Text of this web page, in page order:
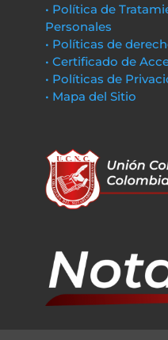
• Política de
Personales
• Políticas de
• Certificado de
• Políticas de
• Mapa del Sitio